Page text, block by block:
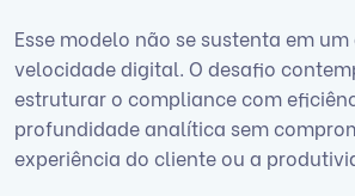
Esse modelo não se sustenta em
velocidade digital. O desafio
estruturar o compliance com
profundidade analítica sem
experiência do cliente ou a